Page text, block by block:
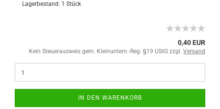
Lagerbestand: 1 Stück
0,40 EUR
Kein Steuerausweis gem. Kleinuntern.-Reg. §19 UStG zzgl. Versand
IN DEN WARENKORB